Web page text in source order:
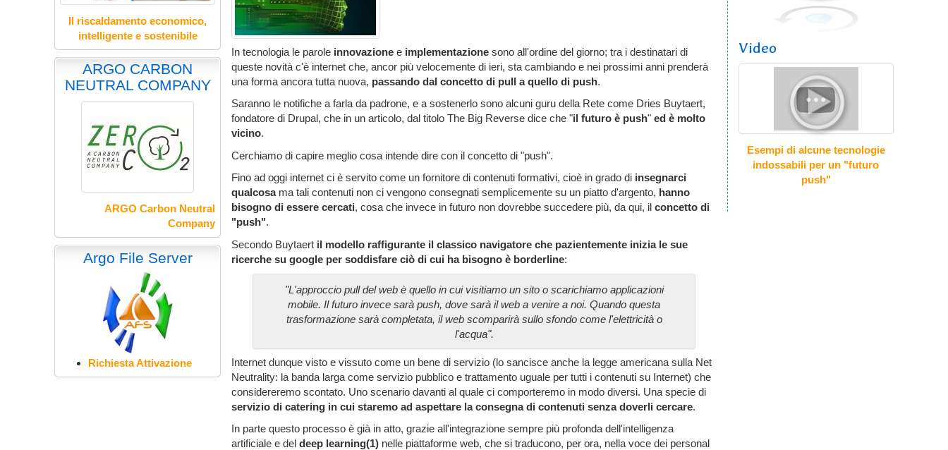
In tecnologia le parole innovazione e implementazione sono all'ordine del giorno; tra i destinatari di
queste novità c'è internet che, ancor più velocemente di ieri, sta cambiando e nei prossimi anni prenderà
una forma ancora tutta nuova, passando dal concetto di pull a quello di push.
Saranno le notifiche a farla da padrone, e a sostenerlo sono alcuni guru della Rete come Dries Buytaert,
fondatore di Drupal, che in un articolo, dal titolo The Big Reverse dice che "il futuro è push"ed è molto
vicino.
Cerchiamo di capire meglio cosa intende dire con il concetto di "push".
Fino ad oggi internet ci è servito come un fornitore di contenuti formativi, cioè in grado di insegnarci
qualcosama tali contenuti non ci vengono consegnati semplicemente su un piatto d'argento, hanno
bisogno di essere cercati, cosa che invece in futuro non dovrebbe succedere più, da qui, ilconcetto di
"push".
Secondo Buytaert il modello raffigurante il classico navigatore che pazientemente inizia le sue
ricerche su google per soddisfare ciò di cui ha bisogno è borderline:
"L'approccio pull del web è quello in cui visitiamo un sito o scarichiamo applicazioni
mobile. Il futuro invece sarà push, dove sarà il web a venire a noi. Quando questa
trasformazione sarà completata, il web scomparirà sullo sfondo come l'elettricità o
l'acqua".
Internet dunque visto e vissuto come un bene di servizio (lo sancisce anche la legge americana sulla Net
Neutrality: la banda larga come servizio pubblico e trattamento uguale per tutti i contenuti su Internet) che
considereremo scontato. Uno scenario davanti al quale ci comporteremo in modo diversi. Una specie di
servizio di catering in cui staremo ad aspettare la consegna di contenuti senza doverli cercare.
In parte questo processo è già in atto, grazie all'integrazione sempre più profonda dell'intelligenza
artificiale e deldeep learning(1) nelle piattaforme web, che si traducono, per ora, nella voce dei personal
Video
Esempi di alcune tecnologie
indossabili per un "futuro
push"
Il riscaldamento economico,
intelligente e sostenibile
ARGO CARBON
NEUTRAL COMPANY
ARGO Carbon Neutral
Company
Argo File Server
Richiesta Attivazione